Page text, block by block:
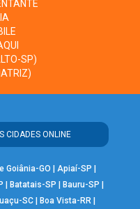
SP)
CIDADES ONLINE
Goiânia-GO | Apiaí-SP |
|Batatais-SP |Bauru-SP |
SC |Boa Vista-RR |